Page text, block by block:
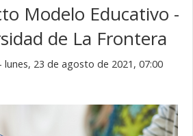
Modelo Educativo -
de La Frontera
lunes, 23 de agosto de 2021, 07:00